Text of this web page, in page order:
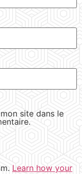
site dans le
Learn how your